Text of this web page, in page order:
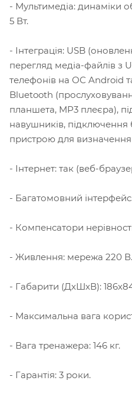
- Мультимедіа: динаміки
5 Вт.
- Інтеграція: USB
перегляд медіа-файлів з
телефонів на ОС Android
Bluetooth
планшета, MP3 плеєра),
навушників,
пристрою для
- Інтернет: так (веб-
- Багатомовний
- Компенсатори
- Живлення: мережа 220 В.
- Габарити (ДхШхВ):
- Максимальна вага
- Вага тренажера: 146 кг.
- Гарантія: 3 роки.